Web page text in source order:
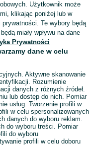
Użytkownik może
klikając poniżej lub w
Te wybory będą
miały wpływu na dane
Prywatności
dane w celu
Aktywne skanowanie
Rozumienie
danych z różnych źródeł.
lub dostęp do nich. Pomiar
usług. Tworzenie profili w
w celu spersonalizowanych
danych do wyboru reklam.
do wyboru treści. Pomiar
do wyboru
profili w celu doboru